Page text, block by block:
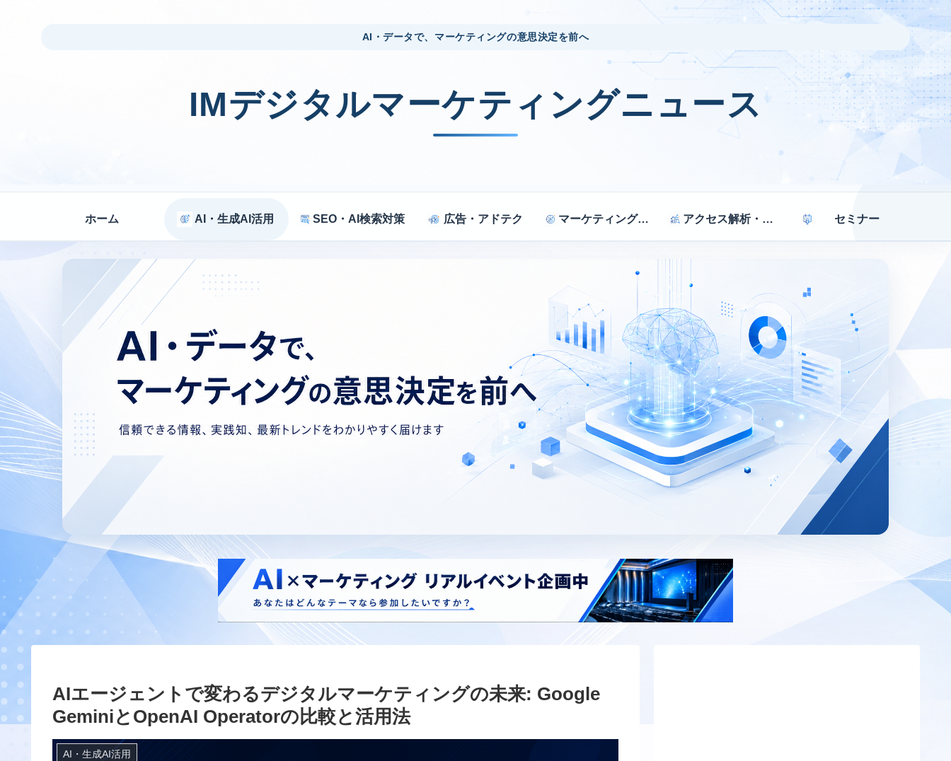
AI・データで、マーケティングの意思決定を前へ
IMデジタルマーケティングニュース
ホーム AI・生成AI活用 SEO・AI検索対策 広告・アドテク マーケティング戦略 アクセス解析・効果測定 セミナー
AIエージェントで変わるデジタルマーケティングの未来: Google
GeminiとOpenAI Operatorの比較と活用法
AI・生成AI活用